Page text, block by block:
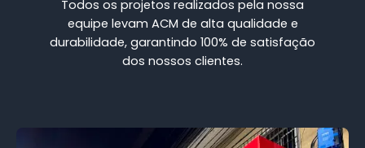
Todos os projetos realizados pela nossa
equipe levam ACM de alta qualidade e
durabilidade, garantindo 100% de satisfação
dos nossos clientes.